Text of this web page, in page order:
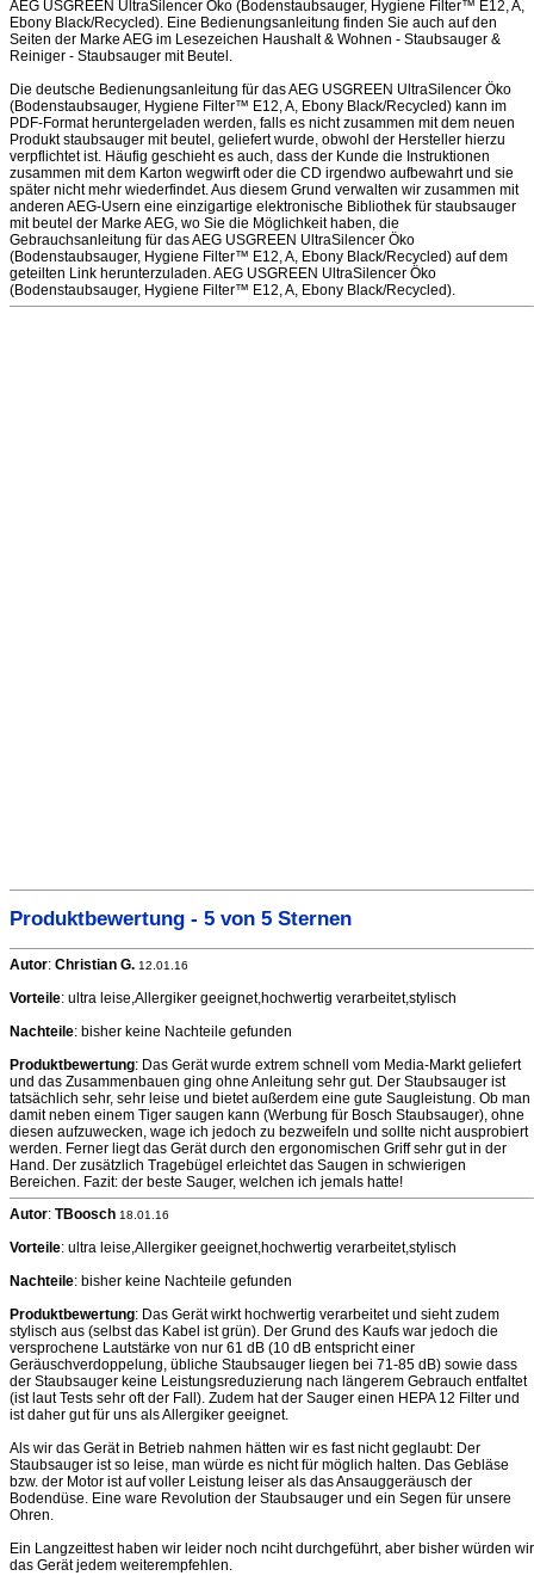
AEG USGREEN UltraSilencer Öko (Bodenstaubsauger, Hygiene Filter™ E12, A,
Ebony Black/Recycled). Eine Bedienungsanleitung finden Sie auch auf den
Seiten der Marke AEG im Lesezeichen Haushalt & Wohnen - Staubsauger &
Reiniger - Staubsauger mit Beutel.
Die deutsche Bedienungsanleitung für das AEG USGREEN UltraSilencer Öko
(Bodenstaubsauger, Hygiene Filter™ E12, A, Ebony Black/Recycled) kann im
PDF-Format heruntergeladen werden, falls es nicht zusammen mit dem neuen
Produkt staubsauger mit beutel, geliefert wurde, obwohl der Hersteller hierzu
verpflichtet ist. Häufig geschieht es auch, dass der Kunde die Instruktionen
zusammen mit dem Karton wegwirft oder die CD irgendwo aufbewahrt und sie
später nicht mehr wiederfindet. Aus diesem Grund verwalten wir zusammen mit
anderen AEG-Usern eine einzigartige elektronische Bibliothek für staubsauger
mit beutel der Marke AEG, wo Sie die Möglichkeit haben, die
Gebrauchsanleitung für das AEG USGREEN UltraSilencer Öko
(Bodenstaubsauger, Hygiene Filter™ E12, A, Ebony Black/Recycled) auf dem
geteilten Link herunterzuladen. AEG USGREEN UltraSilencer Öko
(Bodenstaubsauger, Hygiene Filter™ E12, A, Ebony Black/Recycled).
Produktbewertung - 5 von 5 Sternen
Autor: Christian G. 12.01.16
Vorteile: ultra leise,Allergiker geeignet,hochwertig verarbeitet,stylisch
Nachteile: bisher keine Nachteile gefunden
Produktbewertung: Das Gerät wurde extrem schnell vom Media-Markt geliefert
und das Zusammenbauen ging ohne Anleitung sehr gut. Der Staubsauger ist
tatsächlich sehr, sehr leise und bietet außerdem eine gute Saugleistung. Ob man
damit neben einem Tiger saugen kann (Werbung für Bosch Staubsauger), ohne
diesen aufzuwecken, wage ich jedoch zu bezweifeln und sollte nicht ausprobiert
werden. Ferner liegt das Gerät durch den ergonomischen Griff sehr gut in der
Hand. Der zusätzlich Tragebügel erleichtet das Saugen in schwierigen
Bereichen. Fazit: der beste Sauger, welchen ich jemals hatte!
Autor: TBoosch 18.01.16
Vorteile: ultra leise,Allergiker geeignet,hochwertig verarbeitet,stylisch
Nachteile: bisher keine Nachteile gefunden
Produktbewertung: Das Gerät wirkt hochwertig verarbeitet und sieht zudem
stylisch aus (selbst das Kabel ist grün). Der Grund des Kaufs war jedoch die
versprochene Lautstärke von nur 61 dB (10 dB entspricht einer
Geräuschverdoppelung, übliche Staubsauger liegen bei 71-85 dB) sowie dass
der Staubsauger keine Leistungsreduzierung nach längerem Gebrauch entfaltet
(ist laut Tests sehr oft der Fall). Zudem hat der Sauger einen HEPA 12 Filter und
ist daher gut für uns als Allergiker geeignet.
Als wir das Gerät in Betrieb nahmen hätten wir es fast nicht geglaubt: Der
Staubsauger ist so leise, man würde es nicht für möglich halten. Das Gebläse
bzw. der Motor ist auf voller Leistung leiser als das Ansauggeräusch der
Bodendüse. Eine ware Revolution der Staubsauger und ein Segen für unsere
Ohren.
Ein Langzeittest haben wir leider noch nciht durchgeführt, aber bisher würden wir
das Gerät jedem weiterempfehlen.